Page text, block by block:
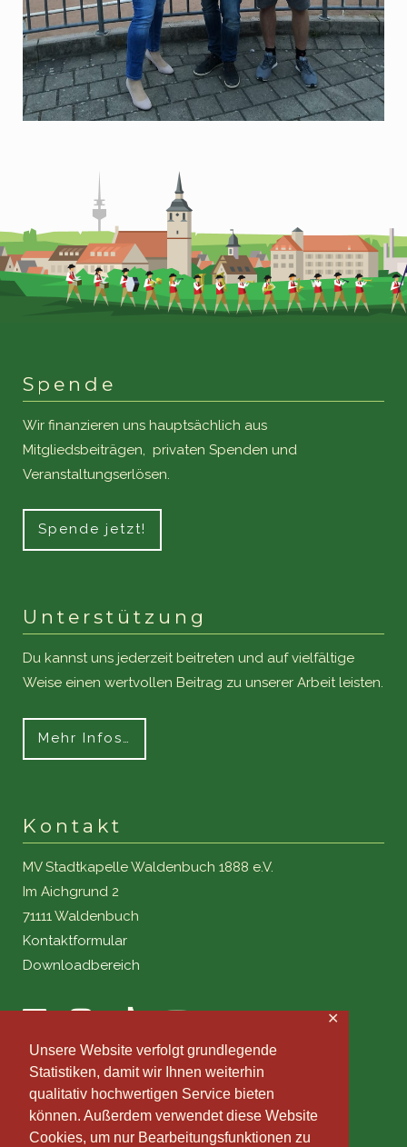
Unsere Website verfolgt grundlegende
Statistiken, damit wir Ihnen weiterhin
qualitativ hochwertigen Service bieten
können. Außerdem verwendet diese Website
Cookies, um nur Bearbeitungsfunktionen zu
✕
Spende
Wir finanzieren uns hauptsächlich aus
Mitgliedsbeiträgen, privaten Spenden und
Veranstaltungserlösen.
Spende jetzt!
Unterstützung
Du kannst uns jederzeit beitreten und auf vielfältige
Weise einen wertvollen Beitrag zu unserer Arbeit leisten.
Mehr Infos…
Kontakt
MV Stadtkapelle Waldenbuch 1888 e.V.
Im Aichgrund 2
71111 Waldenbuch
Kontaktformular
Downloadbereich